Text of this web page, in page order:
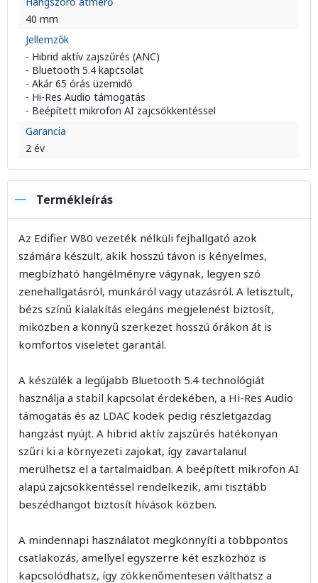
40 mm
Jellemzők
- Hibrid aktív zajszűrés (ANC)
- Bluetooth 5.4 kapcsolat
- Akár 65 órás üzemidő
- Hi-Res Audio támogatás
- Beépített mikrofon AI zajcsökkentéssel
Garancia
2 év
Termékleírás
Az Edifier W80 vezeték nélküli fejhallgató azok
számára készült, akik hosszú távon is kényelmes,
megbízható hangélményre vágynak, legyen szó
zenehallgatásról, munkáról vagy utazásról. A letisztult,
bézs színű kialakítás elegáns megjelenést biztosít,
miközben a könnyű szerkezet hosszú órákon át is
komfortos viseletet garantál.
A készülék a legújabb Bluetooth 5.4 technológiát
használja a stabil kapcsolat érdekében, a Hi-Res Audio
támogatás és az LDAC kodek pedig részletgazdag
hangzást nyújt. A hibrid aktív zajszűrés hatékonyan
szűri ki a környezeti zajokat, így zavartalanul
merülhetsz el a tartalmaidban. A beépített mikrofon AI
alapú zajcsökkentéssel rendelkezik, ami tisztább
beszédhangot biztosít hívások közben.
A mindennapi használatot megkönnyíti a többpontos
csatlakozás, amellyel egyszerre két eszközhöz is
kapcsolódhatsz, így zökkenőmentesen válthatsz a